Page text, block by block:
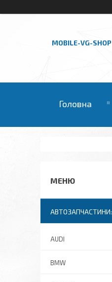
MOBILE-VG-SHOP
Головна
АВТОЗАПЧАСТИНИ:
AUDI
BMW